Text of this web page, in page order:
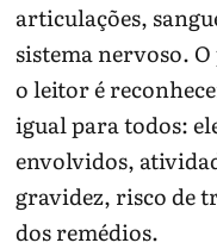
articulações,
sistema nervoso.
o leitor é
igual para todos:
envolvidos,
gravidez, risco de
dos remédios.